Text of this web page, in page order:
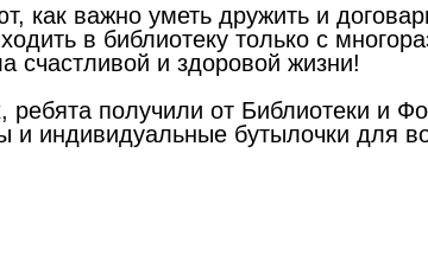
как важно уметь дружить и
в библиотеку только с
счастливой и здоровой жизни!
получили от Библиотеки и
и индивидуальные бутылочки для